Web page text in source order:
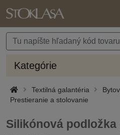
Kategórie
Textilná galantéria
Prestieranie a stolovanie
Silikónová